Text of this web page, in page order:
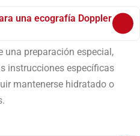
una ecografía Doppler de
una preparación especial,
instrucciones específicas
mantenerse hidratado o